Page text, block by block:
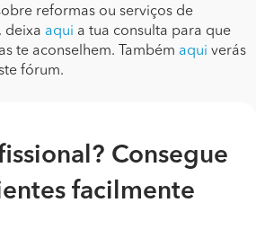
reformas ou serviços de
deixa aqui a tua consulta para que
te aconselhem. Também aqui verás
fórum.
Consegue
facilmente